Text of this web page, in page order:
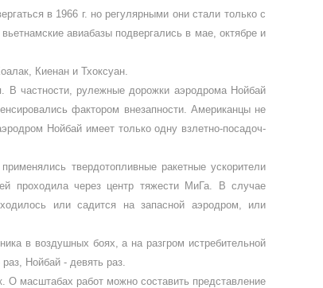
в 1966 г. но регулярны­ми они стали только с
авиабазы подвергались в мае, октяб­ре и
Киенан и Тхоксуан.
В частности, рулежные дорожки аэродрома Нойбай
фактором вне­запности. Американцы не
Нойбай имеет только одну взлетно-посадоч­
твердотопливные ра­кетные ускорители
проходила через центр тяжес­ти МиГа. В случае
или садится на запасной аэродром, или
в воздушных боях, а на разгром ис­требительной
Нойбай - девять раз.
О масштабах работ можно со­ставить представление